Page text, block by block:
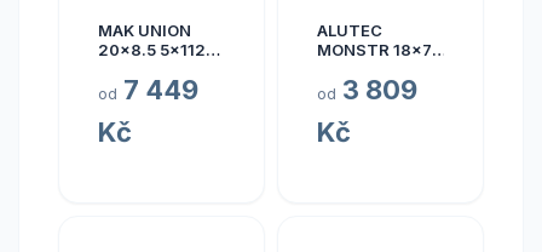
MAK UNION
20x8.5 5x112
od 7 449
Kč
ALUTEC
MONSTR 18x7.5
od 3 809
Kč